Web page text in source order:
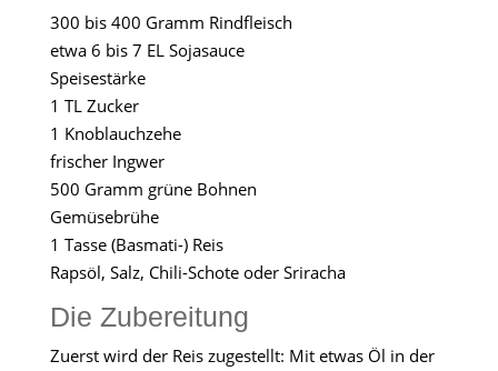
300 bis 400 Gramm Rindfleisch
etwa 6 bis 7 EL Sojasauce
Speisestärke
1 TL Zucker
1 Knoblauchzehe
frischer Ingwer
500 Gramm grüne Bohnen
Gemüsebrühe
1 Tasse (Basmati-) Reis
Rapsöl, Salz, Chili-Schote oder Sriracha
Die Zubereitung
Zuerst wird der Reis zugestellt: Mit etwas Öl in der